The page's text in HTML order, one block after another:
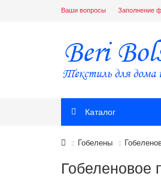
Ваши вопросы Заполнение
Каталог
Гобелены
Гобеленовое